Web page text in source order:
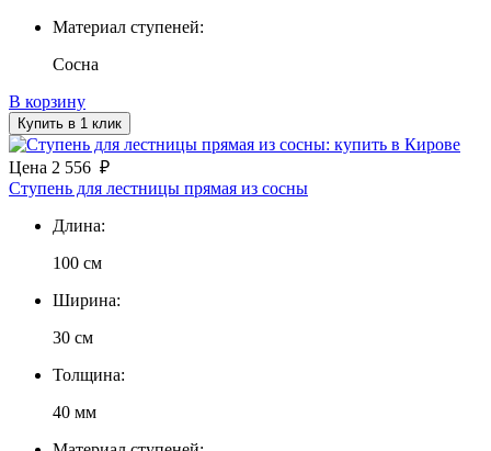
Материал ступеней:
Сосна
В корзину
Купить в 1 клик
Цена 2 556 ₽
Ступень для лестницы прямая из сосны
Длина:
100 см
Ширина:
30 см
Толщина:
40 мм